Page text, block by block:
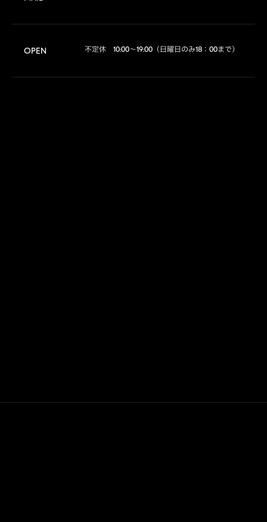
OPEN 不定休　10:00～19:00（日曜日のみ18：00まで）